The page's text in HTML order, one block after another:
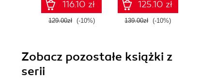
JavaScript design
patterns - Second
Edition
116.10 zł
129.00zł (-10%)
reliable and
maintainable code
125.10 zł
139.00zł (-10%)
Zobacz pozostałe książki z
serii